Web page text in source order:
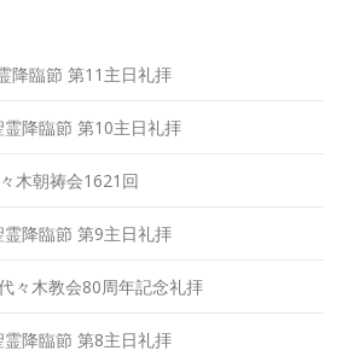
降臨節 第11主日礼拝
降臨節 第10主日礼拝
木朝祷会1621回
降臨節 第9主日礼拝
々木教会80周年記念礼拝
降臨節 第8主日礼拝